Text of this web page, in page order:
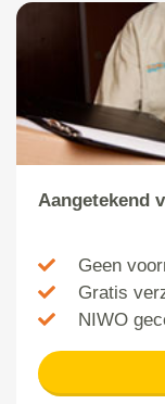
Aangetekend
Geen
Gratis
NIWO